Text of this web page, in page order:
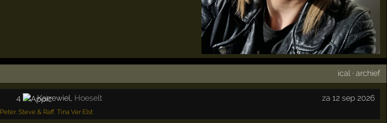
ical ·archief
4 Karrewiel, Hoeselt za 12 sep 2026
Peter, Steve & Raff, Tina Ver Elst